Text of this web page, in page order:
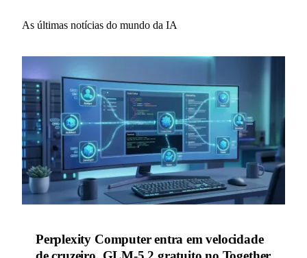
As últimas notícias do mundo da IA
Perplexity Computer entra em velocidade